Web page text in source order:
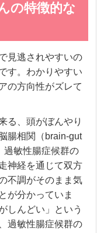
の特徴的な
見逃されやすいの
す。わかりやすい
の方向性がズレて
る、頭がぼんやり
腸相関（brain-gut
過敏性腸症候群の
神経を通じて双方
不調がそのまま気
が分かっていま
しんどい」という
過敏性腸症候群の